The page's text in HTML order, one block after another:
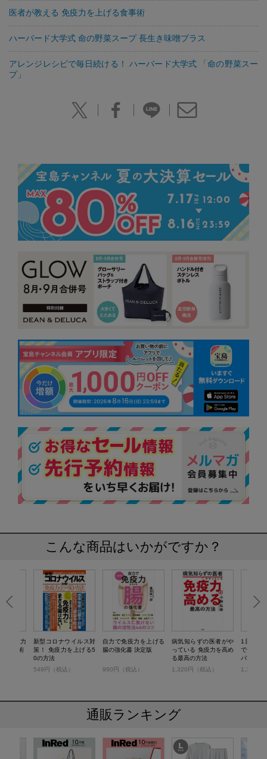
医者が教える 免疫力を上げる食事術
ハーバード大学式 命の野菜スープ 長生き味噌プラス
アレンジレシピで毎日続ける！ ハーバード大学式 「命の野菜スー
プ」
こんな商品はいかがですか？
免疫力
食事術
新型コロナウイルス対
策！ 免疫力を上げる5
0の方法
549円（税込）
自力で免疫力を上げる
腸の強化書 決定版
990円（税込）
病気知らずの医者がや
っている 免疫力を高め
る最高の方法
1,320円（税込）
1日3分
で免疫力
パマッサ
1,320円
通販ランキング